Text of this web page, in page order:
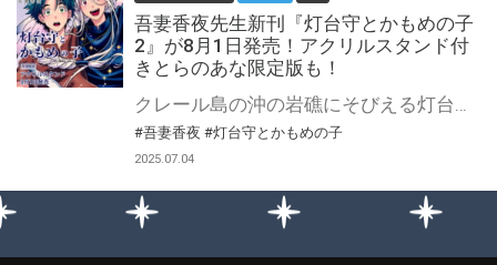
吾妻香夜先生新刊『灯台守とかもめの子
2』が8月1日発売！アクリルスタンド付
きとらのあな限定版も！
クレール島の沖の岩礁にそびえる灯台で、かもめの翼を持つルネは灯台守エヴァンと暮らしている。 嵐の夜に運命的な出会いを果たしてから、いつしかルネはエヴァンに「恋」をしていた。 笑顔が見たい、抱きしめたい、キスがしたい- ある日、自身の恋心に気づいたルネは、エヴァンと恋人どうしになれたらもっと幸せになれると信じ、愛の告白を決意する。 一方、エヴァンはルネの恋心を知りながら、過去にある「罪」を犯した己が幸せになってはいけないのだと、自らに言い聞かせていた⋯⋯。 人に恋するかもめと孤独な灯台守が織りなす奇跡の求愛譚 愛し、愛される幸せを知る第二幕！ 吾妻香夜先生新刊『灯台守とかもめの子 2』が8月1日に発売決定！ とらのあなでは刊行を記念してアクリルスタンド付きとらのあな限定版を発売致します♥ アクリルスタンドは吾妻香夜先生描き下ろし！ 池袋店・通販にて予約開始！とらのあな限定版は数量限定生産となりますので、お早めにご予約下さい！
#吾妻香夜 #灯台守とかもめの子
2025.07.04